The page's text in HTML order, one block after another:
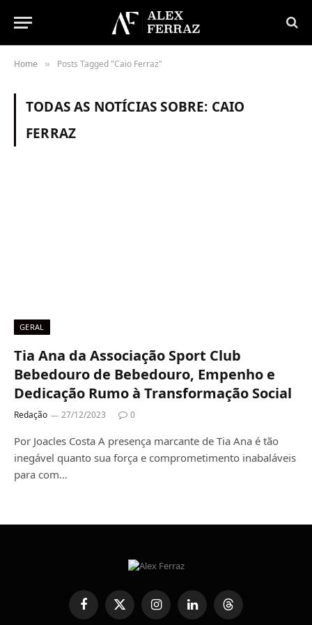
Home » Posts Tagged "Caio Ferraz"
TODAS AS NOTÍCIAS SOBRE: CAIO
FERRAZ
GERAL
Tia Ana da Associação Sport Club
Bebedouro de Bebedouro, Empenho e
Dedicação Rumo à Transformação Social
Redação 27/12/2023 0
Por Joacles Costa A presença marcante de Tia Ana é tão
inegável quanto sua força e comprometimento inabaláveis
para com…
FacebookX
InstagramLinkedInThreads